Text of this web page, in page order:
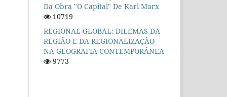
Da Obra "O Capital" De Karl Marx
10719
REGIONAL-GLOBAL: DILEMAS DA
REGIÃO E DA REGIONALIZAÇÃO
NA GEOGRAFIA CONTEMPORÂNEA
9773